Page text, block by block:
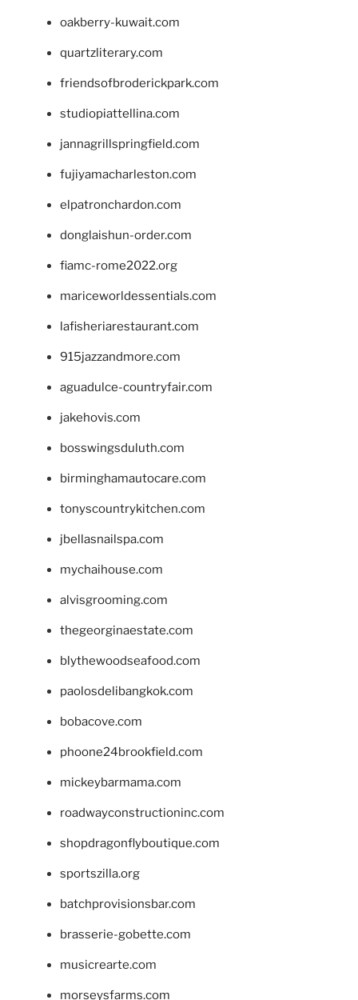
oakberry-kuwait.com
quartzliterary.com
friendsofbroderickpark.com
studiopiattellina.com
jannagrillspringfield.com
fujiyamacharleston.com
elpatronchardon.com
donglaishun-order.com
fiamc-rome2022.org
mariceworldessentials.com
lafisheriarestaurant.com
915jazzandmore.com
aguadulce-countryfair.com
jakehovis.com
bosswingsduluth.com
birminghamautocare.com
tonyscountrykitchen.com
jbellasnailspa.com
mychaihouse.com
alvisgrooming.com
thegeorginaestate.com
blythewoodseafood.com
paolosdelibangkok.com
bobacove.com
phoone24brookfield.com
mickeybarmama.com
roadwayconstructioninc.com
shopdragonflyboutique.com
sportszilla.org
batchprovisionsbar.com
brasserie-gobette.com
musicrearte.com
morseysfarms.com